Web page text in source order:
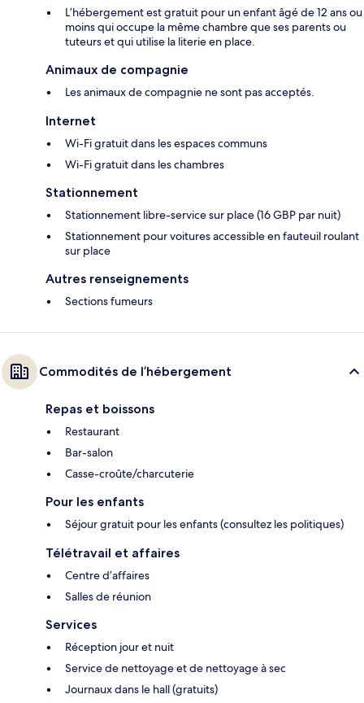
L’hébergement est gratuit pour un enfant âgé de 12 ans ou
moins qui occupe la même chambre que ses parents ou
tuteurs et qui utilise la literie en place.
Animaux de compagnie
Les animaux de compagnie ne sont pas acceptés.
Internet
Wi-Fi gratuit dans les espaces communs
Wi-Fi gratuit dans les chambres
Stationnement
Stationnement libre-service sur place (16 GBP par nuit)
Stationnement pour voitures accessible en fauteuil roulant
sur place
Autres renseignements
Sections fumeurs
Commodités de l’hébergement
Repas et boissons
Restaurant
Bar-salon
Casse-croûte/charcuterie
Pour les enfants
Séjour gratuit pour les enfants (consultez les politiques)
Télétravail et affaires
Centre d’affaires
Salles de réunion
Services
Réception jour et nuit
Service de nettoyage et de nettoyage à sec
Journaux dans le hall (gratuits)